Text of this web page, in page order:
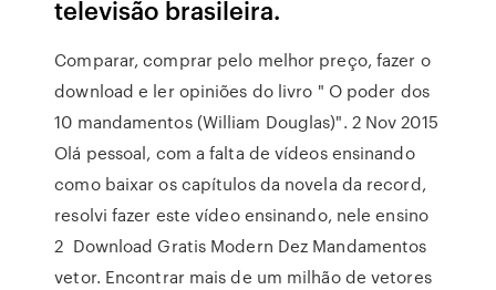
televisão brasileira.
Comparar, comprar pelo melhor preço, fazer o
download e ler opiniões do livro " O poder dos
10 mandamentos (William Douglas)". 2 Nov 2015
Olá pessoal, com a falta de vídeos ensinando
como baixar os capítulos da novela da record,
resolvi fazer este vídeo ensinando, nele ensino
2 Download Gratis Modern Dez Mandamentos
vetor. Encontrar mais de um milhão de vetores